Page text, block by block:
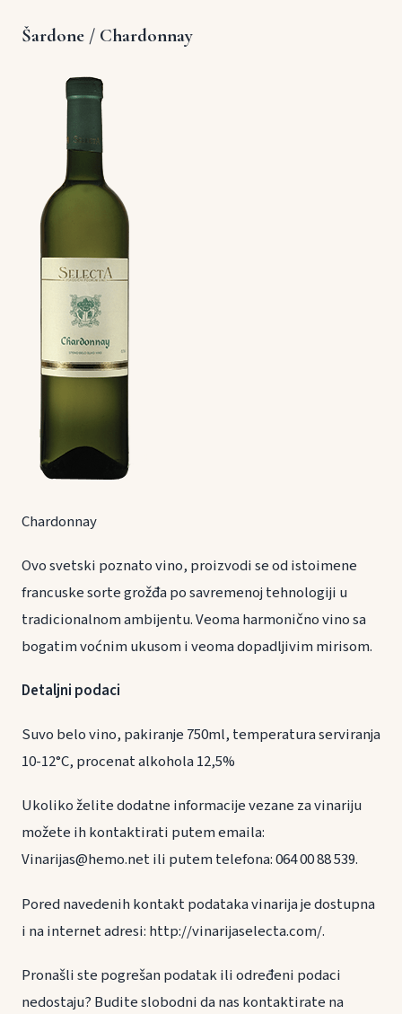
Šardone / Chardonnay
Chardonnay
Ovo svetski poznato vino, proizvodi se od istoimene
francuske sorte grožđa po savremenoj tehnologiji u
tradicionalnom ambijentu. Veoma harmonično vino sa
bogatim voćnim ukusom i veoma dopadljivim mirisom.
Detaljni podaci
Suvo belo vino, pakiranje 750ml, temperatura serviranja
10-12°C, procenat alkohola 12,5%
Ukoliko želite dodatne informacije vezane za vinariju
možete ih kontaktirati putem emaila:
Vinarijas@hemo.net ili putem telefona: 064 00 88 539.
Pored navedenih kontakt podataka vinarija je dostupna
i na internet adresi: http://vinarijaselecta.com/.
Pronašli ste pogrešan podatak ili određeni podaci
nedostaju? Budite slobodni da nas kontaktirate na